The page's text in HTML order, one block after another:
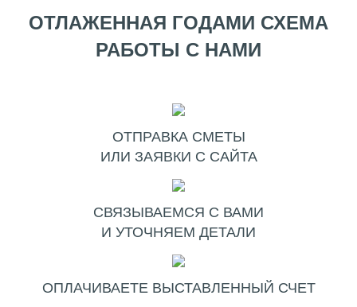
ОТЛАЖЕННАЯ ГОДАМИ СХЕМА
РАБОТЫ С НАМИ
ОТПРАВКА СМЕТЫ
ИЛИ ЗАЯВКИ С САЙТА
СВЯЗЫВАЕМСЯ С ВАМИ
И УТОЧНЯЕМ ДЕТАЛИ
ОПЛАЧИВАЕТЕ ВЫСТАВЛЕННЫЙ СЧЕТ